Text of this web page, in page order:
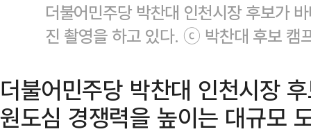
더불어민주당 박찬대 인천시장 후보가
진 촬영을 하고 있다. ⓒ 박찬대 후보 캠
더불어민주당 박찬대 인천시장
원도심 경쟁력을 높이는 대규모